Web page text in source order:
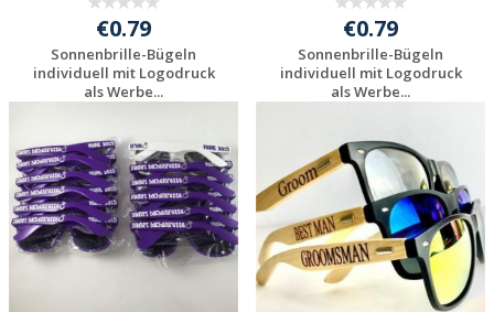
€0.79
Sonnenbrille-Bügeln
individuell mit Logodruck
als Werbe...
Angebot anfordern
€0.79
Sonnenbrille-Bügeln
individuell mit Logodruck
als Werbe...
Angebot anfordern